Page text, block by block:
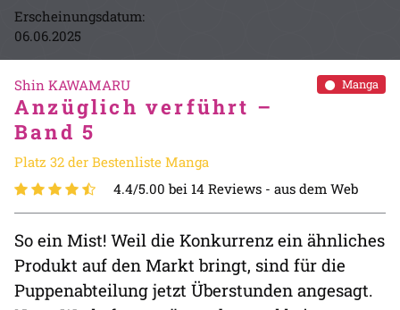
Erscheinungsdatum:
06.06.2025
Manga
Shin KAWAMARU
Anzüglich verführt –
Band 5
Platz 32 der Bestenliste Manga
4.4/5.00 bei 14 Reviews - aus dem Web
So ein Mist! Weil die Konkurrenz ein ähnliches
Produkt auf den Markt bringt, sind für die
Puppenabteilung jetzt Überstunden angesagt.